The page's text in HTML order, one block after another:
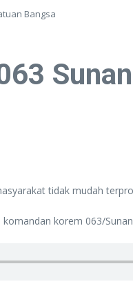
Bangsa
tidak mudah
korem 063/Sunan